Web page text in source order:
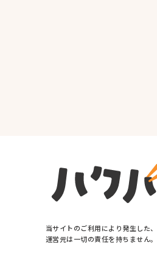
当サイトのご利用により発生した、
運営元は一切の責任を持ちません。